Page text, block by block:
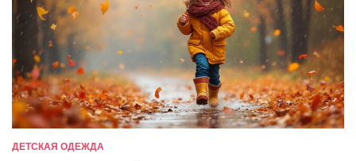
ДЕТСКАЯ ОДЕЖДА